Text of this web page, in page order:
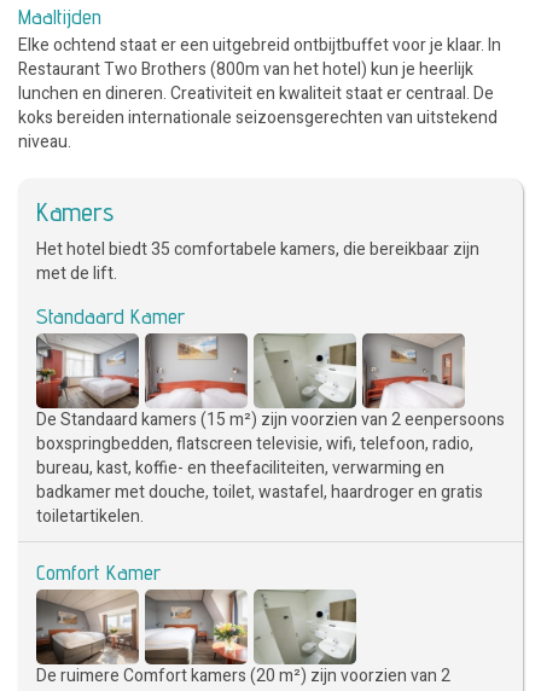
Maaltijden
Elke ochtend staat er een uitgebreid ontbijtbuffet voor je klaar. In
Restaurant Two Brothers (800m van het hotel) kun je heerlijk
lunchen en dineren. Creativiteit en kwaliteit staat er centraal. De
koks bereiden internationale seizoensgerechten van uitstekend
niveau.
Kamers
Het hotel biedt 35 comfortabele kamers, die bereikbaar zijn
met de lift.
Standaard Kamer
De Standaard kamers (15 m²) zijn voorzien van 2 eenpersoons
boxspringbedden, flatscreen televisie, wifi, telefoon, radio,
bureau, kast, koffie- en theefaciliteiten, verwarming en
badkamer met douche, toilet, wastafel, haardroger en gratis
toiletartikelen.
Comfort Kamer
De ruimere Comfort kamers (20 m²) zijn voorzien van 2